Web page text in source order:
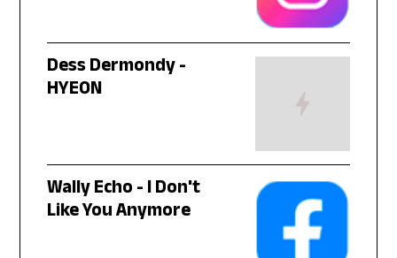
Dess Dermondy -
HYEON
Wally Echo - I Don't
Like You Anymore